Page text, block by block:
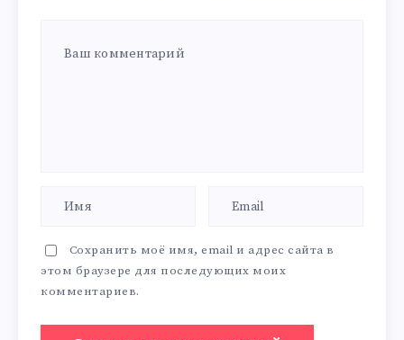
Сохранить моё имя, email и адрес сайта в
этом браузере для последующих моих
комментариев.